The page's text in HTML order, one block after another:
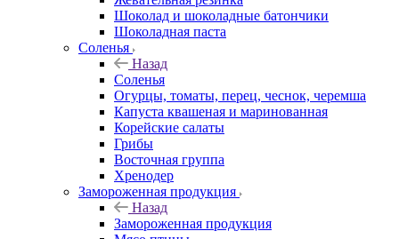
Шоколад и шоколадные батончики
Шоколадная паста
Соленья
Назад
Соленья
Огурцы, томаты, перец, чеснок, черемша
Капуста квашеная и маринованная
Корейские салаты
Грибы
Восточная группа
Хренодер
Замороженная продукция
Назад
Замороженная продукция